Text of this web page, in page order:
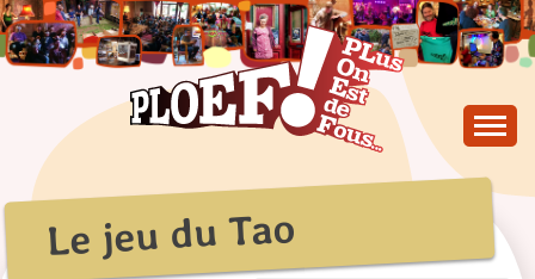
Skip
to
content
PLOEF!
Le jeu du Tao